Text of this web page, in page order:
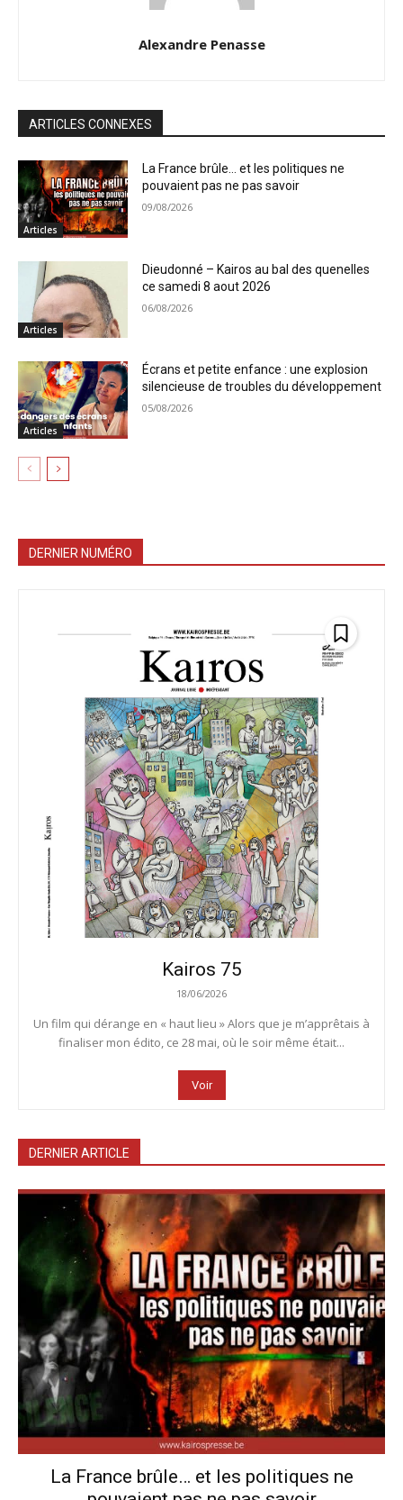
Alexandre Penasse
ARTICLES CONNEXES
Articles
La France brûle… et les politiques ne
pouvaient pas ne pas savoir
09/08/2026
Articles
Dieudonné – Kairos au bal des quenelles
ce samedi 8 aout 2026
06/08/2026
Articles
Écrans et petite enfance : une explosion
silencieuse de troubles du développement
05/08/2026
DERNIER NUMÉRO
Kairos 75
18/06/2026
Un film qui dérange en « haut lieu » Alors que je m’apprêtais à
finaliser mon édito, ce 28 mai, où le soir même était...
Voir
DERNIER ARTICLE
La France brûle… et les politiques ne